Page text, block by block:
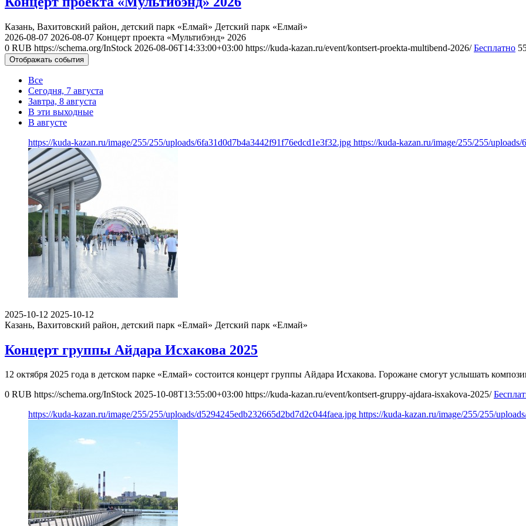
Казань, Вахитовский район, детский парк «Елмай» Детский парк «Елмай»
2026-08-07 2026-08-07 Концерт проекта «Мультибэнд» 2026
0 RUB https://schema.org/InStock 2026-08-06T14:33:00+03:00 https://kuda-kazan.ru/event/kontsert-proekta-multibend-2026/ Бесплатно
Отображать события
Все
Сегодня, 7 августа
Завтра, 8 августа
В эти выходные
В августе
https://kuda-kazan.ru/image/255/255/uploads/6fa31d0d7b4a3442f91f76edcd1e3f32.jpg https://kuda-kazan.ru/image/255/255/
2025-10-12 2025-10-12
Казань, Вахитовский район, детский парк «Елмай» Детский парк «Елмай»
Концерт группы Айдара Исхакова 2025
12 октября 2025 года в детском парке «Елмай» состоится концерт группы Айдара Исхакова. Горожане смогут услышать
0 RUB https://schema.org/InStock 2025-10-08T13:55:00+03:00 https://kuda-kazan.ru/event/kontsert-gruppy-ajdara-isxakova-2025/
https://kuda-kazan.ru/image/255/255/uploads/d5294245edb232665d2bd7d2c044faea.jpg https://kuda-kazan.ru/image/255/255/